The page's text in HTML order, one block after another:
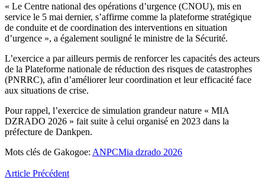
« Le Centre national des opérations d’urgence (CNOU), mis en
service le 5 mai dernier, s’affirme comme la plateforme stratégique
de conduite et de coordination des interventions en situation
d’urgence », a également souligné le ministre de la Sécurité.
L’exercice a par ailleurs permis de renforcer les capacités des acteurs
de la Plateforme nationale de réduction des risques de catastrophes
(PNRRC), afin d’améliorer leur coordination et leur efficacité face
aux situations de crise.
Pour rappel, l’exercice de simulation grandeur nature « MIA
DZRADO 2026 » fait suite à celui organisé en 2023 dans la
préfecture de Dankpen.
Mots clés de Gakogoe: ANPCMia dzrado 2026
Article Précédent